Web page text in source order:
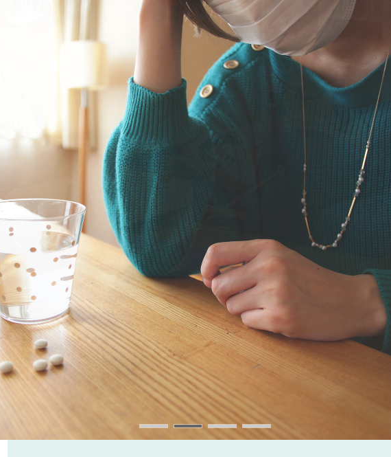
LIST
ワーク#家具 #インテリアの法則#KEYUCA #大塚家具
な実 #大川家具 #カリモク家具#材木屋のおやじとせがれ#無印良品#コクヨ
ンテリアコーディネート#映画#MoMA#タンスのゲン #
フェリシモ #ファニタメ#IKEA#2022 春ドラマ
ンテリアスタイリングの法則#インダストリアルスタイル
#石田ゆり子
きの#2022 夏ドラマ#関家具 #IDÉE#良品計画#木図鑑#おすす
#unico#アダル#テーブル#中村アン#2022 秋ドラマ#間宮祥太朗 #オフィスチェア
CORPORATION#ACTUS#コメリ #ヤマソロ #チェア
#
会